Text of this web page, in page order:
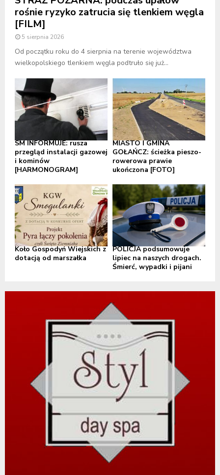
rośnie ryzyko zatrucia się tlenkiem węgla
[FILM]
5 sierpnia 2026
Od początku roku do 4 sierpnia na terenie województwa
wielkopolskiego tlenkiem węgla podtruło się już...
SM INFORMUJE: rusza
przegląd instalacji gazowej
i kominów
[HARMONOGRAM]
MIASTO I GMINA
GOŁAŃCZ: ścieżka pieszo-
rowerowa prawie
ukończona [FOTO]
Koło Gospodyń Wiejskich z
dotacją od marszałka
POLICJA podsumowuje
lipiec na naszych drogach.
Śmierć, wypadki i pijani